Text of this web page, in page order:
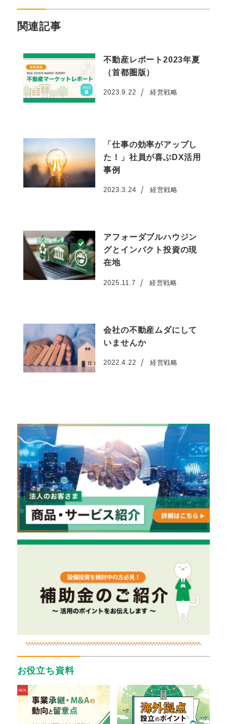
関連記事
不動産レポート2023年夏
（首都圏版）
投稿日
2023.9.22 経営戦略
「仕事の効率がアップし
た！」社員が喜ぶDX活用
事例
投稿日
2023.3.24 経営戦略
アフォーダブルハウジン
グとインパクト投資の現
在地
投稿日
2025.11.7 経営戦略
会社の不動産ムダにして
いませんか
投稿日
2022.4.22 経営戦略
お役立ち資料